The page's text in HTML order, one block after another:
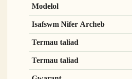
Modelol
Isafswm Nifer Archeb
Termau taliad
Termau taliad